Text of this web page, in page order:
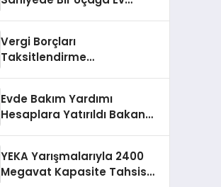
Vergi Borçları
Taksitlendirme
Evde Bakım Yardımı
Hesaplara Yatırıldı Bakan
YEKA Yarışmalarıyla 2400
Megavat Kapasite Tahsis